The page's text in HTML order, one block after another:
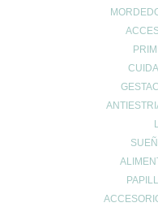
Prevención del cáncer
problemas digestivos